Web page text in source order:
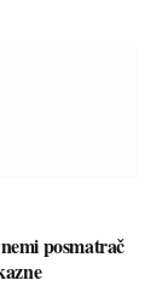
posmatrač